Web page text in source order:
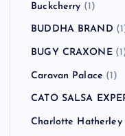
Buckcherry (1)
BUDDHA BRAND
BUGY CRAXONE
Caravan Palace (1)
CATO SALSA
Charlotte Hatherley